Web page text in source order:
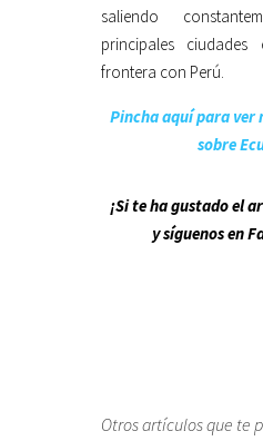
saliendo
principales
frontera con Perú.
Pincha aquí para
sobre
¡Si te ha gustado el
y síguenos en
Otros artículos que te